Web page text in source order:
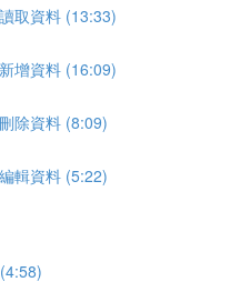
取資料 (13:33)
增資料 (16:09)
除資料 (8:09)
輯資料 (5:22)